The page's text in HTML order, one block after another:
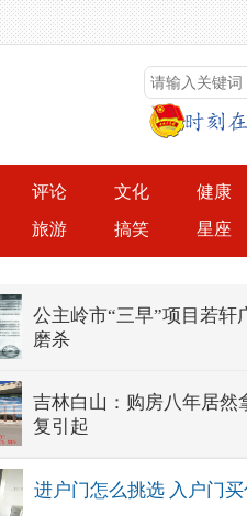
评论 文化 健康
旅游 搞笑 星座
公主岭市“三早”项目若轩
磨杀
吉林白山：购房八年居然
复引起
进户门怎么挑选 入户门